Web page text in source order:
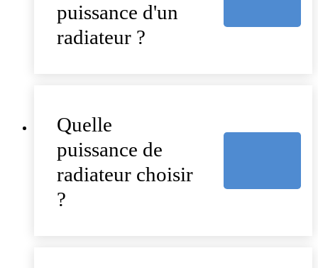
puissance d'un
radiateur ?
Quelle
puissance de
radiateur choisir
?